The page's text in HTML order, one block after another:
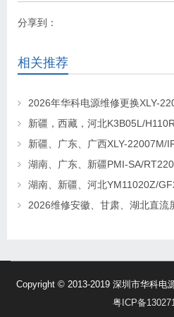
分享到：
相关推荐
Copyright © 2013-2019 深圳市华科电
粤ICP备